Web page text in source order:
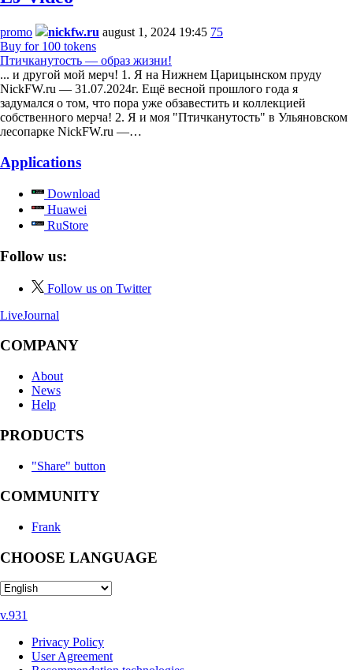
promo nickfw.ru august 1, 2024 19:45 75
Buy for 100 tokens
Птичканутость — образ жизни!
... и другой мой мерч! 1. Я на Нижнем Царицынском пруду
NickFW.ru — 31.07.2024г. Ещё весной прошлого года я
задумался о том, что пора уже обзавестить и коллекцией
собственного мерча! 2. Я и моя "Птичканутость" в Ульяновском
лесопарке NickFW.ru —…
Applications
Download
Huawei
RuStore
Follow us:
Follow us on Twitter
LiveJournal
COMPANY
About
News
Help
PRODUCTS
"Share" button
COMMUNITY
Frank
CHOOSE LANGUAGE
v.931
Privacy Policy
User Agreement